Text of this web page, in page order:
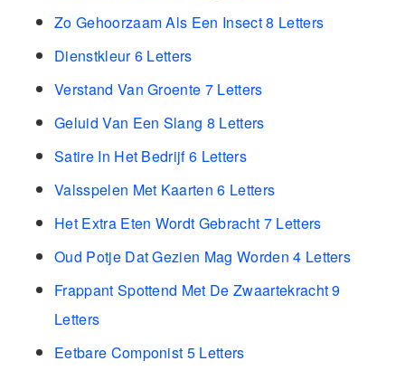
Zo Gehoorzaam Als Een Insect 8 Letters
Dienstkleur 6 Letters
Verstand Van Groente 7 Letters
Geluid Van Een Slang 8 Letters
Satire In Het Bedrijf 6 Letters
Valsspelen Met Kaarten 6 Letters
Het Extra Eten Wordt Gebracht 7 Letters
Oud Potje Dat Gezien Mag Worden 4 Letters
Frappant Spottend Met De Zwaartekracht 9
Letters
Eetbare Componist 5 Letters